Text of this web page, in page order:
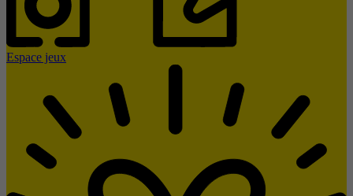
Espace jeux